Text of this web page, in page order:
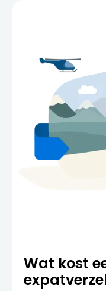
Wat kost